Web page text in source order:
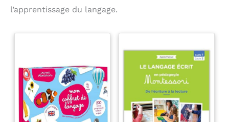
l’apprentissage du langage.